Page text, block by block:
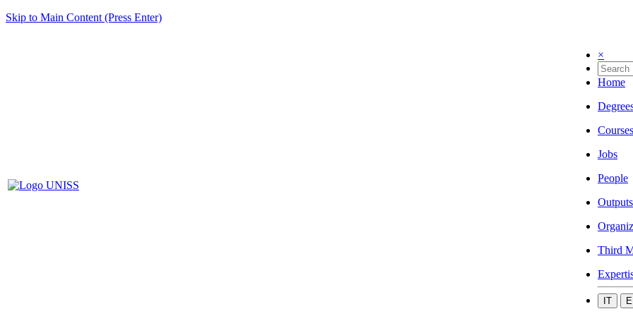
Skip to Main Content (Press Enter)
×
Home
Courses
Jobs
People
Outputs
Third
IT